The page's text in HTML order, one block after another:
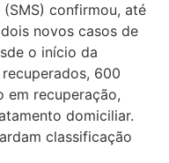
confirmou, até
novos casos de
o início da
600
em recuperação,
domiciliar.
classificação